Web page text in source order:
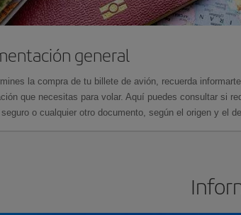
general
la compra de tu billete de avión, recuerda
que necesitas para volar. Aquí puedes consultar si
o cualquier otro documento, según el origen y el